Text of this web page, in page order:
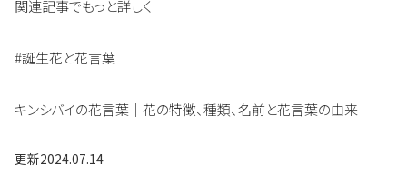
関連記事でもっと詳しく
#誕生花と花言葉
キンシバイの花言葉｜花の特徴、種類、名前と花言葉の由来
更新2024.07.14